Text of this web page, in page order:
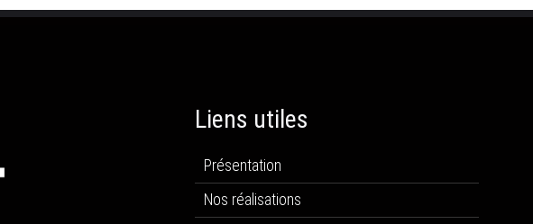
Liens utiles
Présentation
Nos réalisations